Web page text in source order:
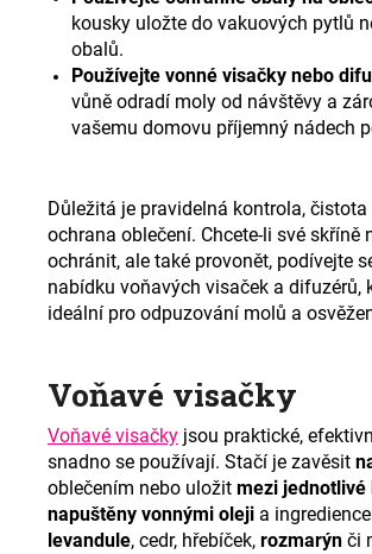
kousky uložte do vakuových pytlů
obalů.
Používejte vonné visačky nebo
vůně odradí moly od návštěvy a
vašemu domovu příjemný nádech
Důležitá je pravidelná kontrola, čistota
ochrana oblečení. Chcete-li své skříně
ochránit, ale také provonět, podívejte
nabídku voňavých visaček a difuzérů,
ideální pro odpuzování molů a
Voňavé visačky
Voňavé visačky jsou praktické,
snadno se používají. Stačí je zavěsit
oblečením nebo uložit mezi jednotlivé
napuštěny vonnými oleji a
levandule, cedr, hřebíček, rozmarýn či